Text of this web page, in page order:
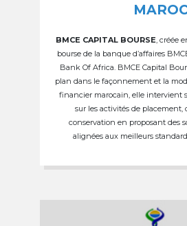
BMCE CAPITAL BOURSE , créée
bourse de la banque d’affaires
Bank Of Africa. BMCE Capital
plan dans le façonnement et la
financier marocain, elle intervient
sur les activités de placement,
conservation en proposant des
alignées aux meilleurs